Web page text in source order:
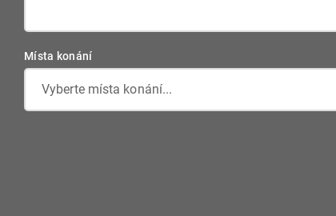
Místa konání
Vyberte místa konání...